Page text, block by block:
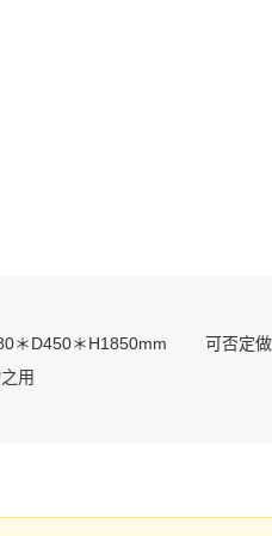
＊D450＊H1850mm 可否定
用